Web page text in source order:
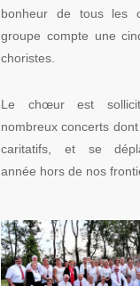
bonheur de tous les
groupe compte une
choristes.
Le chœur est
nombreux concerts
caritatifs, et se
année hors de nos